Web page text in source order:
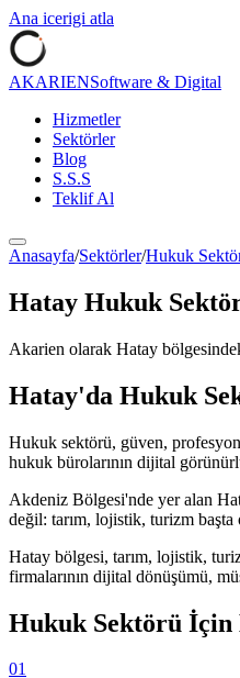
Ana icerigi atla
AKARIENSoftware & Digital
Hizmetler
Sektörler
Blog
S.S.S
Teklif Al
Anasayfa/Sektörler/Hukuk
Hatay Hukuk
Akarien olarak Hatay
Hatay'da Hukuk
Hukuk sektörü, güven,
hukuk bürolarının dijital
Akdeniz Bölgesi'nde yer alan
değil: tarım, lojistik, turizm başta
Hatay bölgesi, tarım, lojistik,
firmalarının dijital dönüşümü,
Hukuk Sektörü İçin
01